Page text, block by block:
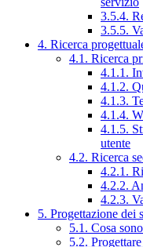
3.5.4.
3.5.5.
4. Ricerca
4.1. Ricerca
4.1.1.
4.1.2.
4.1.3.
4.1.4.
4.1.5.
utente
4.2. Ricerca
4.2.1.
4.2.2.
4.2.3.
5. Progettazione dei
5.1. Cosa
5.2.